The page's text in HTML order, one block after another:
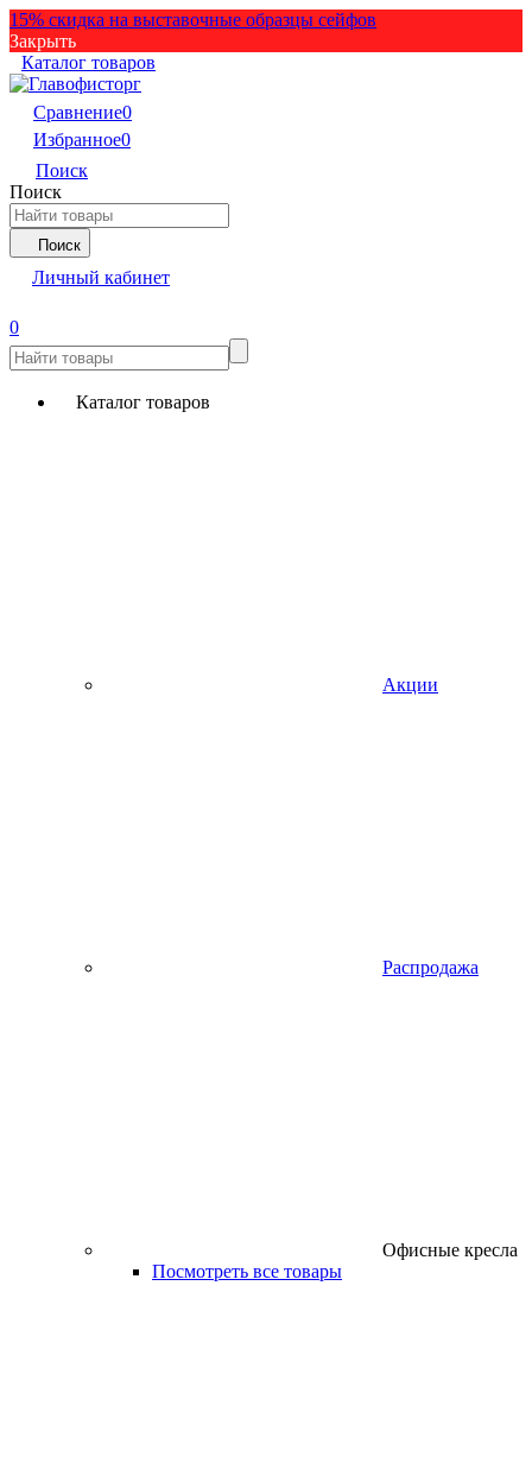
15% скидка на выставочные образцы сейфов
Закрыть
Каталог товаров
Сравнение0
Избранное0
Поиск
Поиск
Поиск
Личный кабинет
0
Каталог товаров
Акции
Распродажа
Офисные кресла
Посмотреть все товары